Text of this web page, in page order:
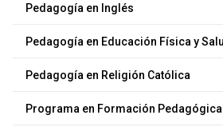
Pedagogía en Inglés
Pedagogía en Educación Física y
Pedagogía en Religión Católica
Programa en Formación Pedagógica